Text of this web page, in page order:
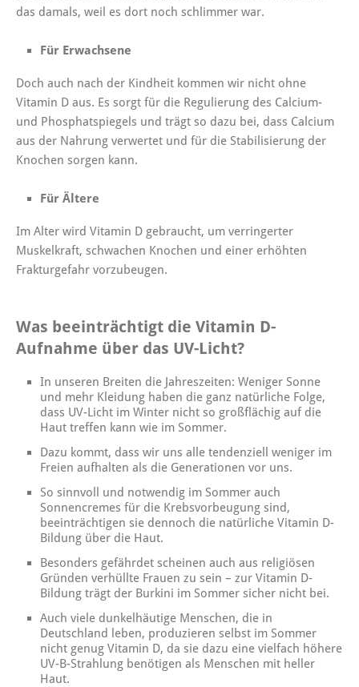
das damals, weil es dort noch schlimmer war.
Für Erwachsene
Doch auch nach der Kindheit kommen wir nicht ohne
Vitamin D aus. Es sorgt für die Regulierung des Calcium-
und Phosphatspiegels und trägt so dazu bei, dass Calcium
aus der Nahrung verwertet und für die Stabilisierung der
Knochen sorgen kann.
Für Ältere
Im Alter wird Vitamin D gebraucht, um verringerter
Muskelkraft, schwachen Knochen und einer erhöhten
Frakturgefahr vorzubeugen.
Was beeinträchtigt die Vitamin D-
Aufnahme über das UV-Licht?
In unseren Breiten die Jahreszeiten: Weniger Sonne
und mehr Kleidung haben die ganz natürliche Folge,
dass UV-Licht im Winter nicht so großflächig auf die
Haut treffen kann wie im Sommer.
Dazu kommt, dass wir uns alle tendenziell weniger im
Freien aufhalten als die Generationen vor uns.
So sinnvoll und notwendig im Sommer auch
Sonnencremes für die Krebsvorbeugung sind,
beeinträchtigen sie dennoch die natürliche Vitamin D-
Bildung über die Haut.
Besonders gefährdet scheinen auch aus religiösen
Gründen verhüllte Frauen zu sein – zur Vitamin D-
Bildung trägt der Burkini im Sommer sicher nicht bei.
Auch viele dunkelhäutige Menschen, die in
Deutschland leben, produzieren selbst im Sommer
nicht genug Vitamin D, da sie dazu eine vielfach höhere
UV-B-Strahlung benötigen als Menschen mit heller
Haut.